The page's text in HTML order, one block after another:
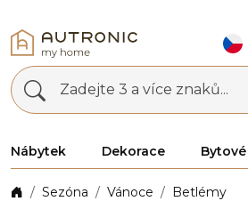
Zadejte 3 a více znaků...
Nábytek Dekorace
Sezóna Vánoce Betlémy